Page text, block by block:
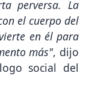
perversa. La
el cuerpo del
en él para
más", dijo
social del